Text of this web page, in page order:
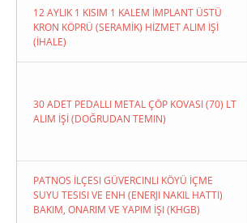
12 AYLIK 1 KISIM 1 KALEM İMPLANT ÜSTÜ
KRON KÖPRÜ (SERAMİK) HİZMET ALIM İŞİ
(İHALE)
30 ADET PEDALLI METAL ÇÖP KOVASI (70) LT
ALIM İŞİ (DOĞRUDAN TEMIN)
PATNOS İLÇESI GÜVERCINLI KÖYÜ İÇME
SUYU TESISI VE ENH (ENERJI NAKIL HATTI)
BAKIM, ONARIM VE YAPIM İŞI (KHGB)